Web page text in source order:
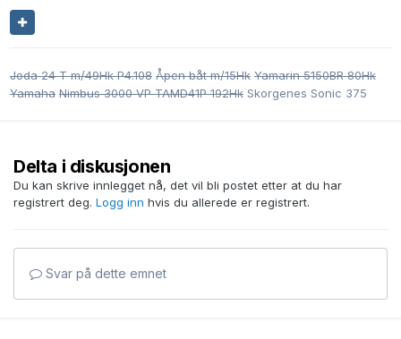
Joda 24 T m/49Hk P4.108 Åpen båt m/15Hk Yamarin 5150BR 80Hk
Yamaha Nimbus 3000 VP TAMD41P 192Hk Skorgenes Sonic 375
Delta i diskusjonen
Du kan skrive innlegget nå, det vil bli postet etter at du har
registrert deg. Logg inn hvis du allerede er registrert.
Svar på dette emnet